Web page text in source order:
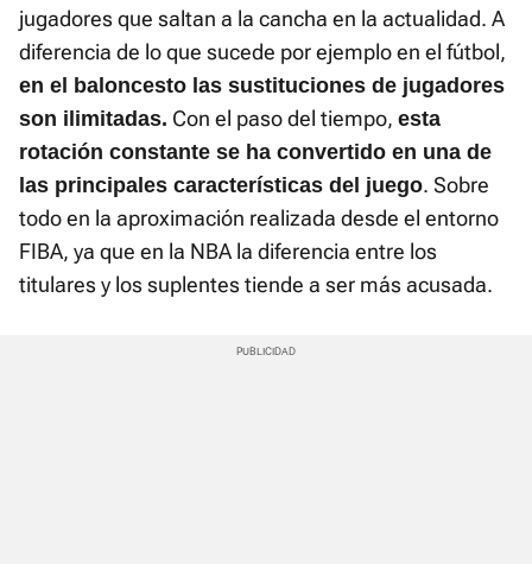
jugadores que saltan a la cancha en la actualidad. A
diferencia de lo que sucede por ejemplo en el fútbol,
en el baloncesto las sustituciones de jugadores
son ilimitadas. Con el paso del tiempo, esta
rotación constante se ha convertido en una de
las principales características del juego. Sobre
todo en la aproximación realizada desde el entorno
FIBA, ya que en la NBA la diferencia entre los
titulares y los suplentes tiende a ser más acusada.